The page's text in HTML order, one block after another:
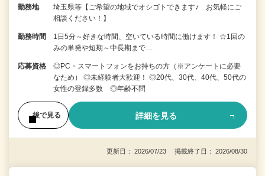
勤務地
埼玉県等【ご希望の地域でオシゴトできます♪ お気軽にご
相談ください！】
勤務時間
1日5分～好きな時間、空いている時間に働けます！ ☆1回の
みの単発や短期～中長期まで…
応募資格
◎PC・スマートフォンをお持ちの方（※アンケートに必要
なため） ◎未経験者大歓迎！ ◎20代、30代、40代、50代の
女性の登録多数 ◎年齢不問
後で見る 詳細を見る
更新日： 2026/07/23 掲載終了日： 2026/08/30